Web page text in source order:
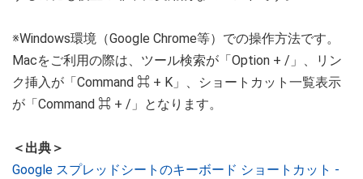
※Windows環境（Google Chrome等）での操作方法です。
Macをご利用の際は、ツール検索が「Option + /」、リン
ク挿入が「Command ⌘ + K」、ショートカット一覧表示
が「Command ⌘ + /」となります。
＜出典＞
Google スプレッドシートのキーボード ショートカット -